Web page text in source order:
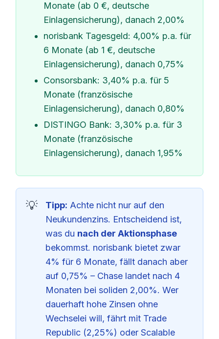
Monate (ab 0 €, deutsche
Einlagensicherung), danach 2,00%
norisbank Tagesgeld: 4,00% p.a. für
6 Monate (ab 1 €, deutsche
Einlagensicherung), danach 0,75%
Consorsbank: 3,40% p.a. für 5
Monate (französische
Einlagensicherung), danach 0,80%
DISTINGO Bank: 3,30% p.a. für 3
Monate (französische
Einlagensicherung), danach 1,95%
Tipp: Achte nicht nur auf den
Neukundenzins. Entscheidend ist,
was du nach der Aktionsphase
bekommst. norisbank bietet zwar
4% für 6 Monate, fällt danach aber
auf 0,75% – Chase landet nach 4
Monaten bei soliden 2,00%. Wer
dauerhaft hohe Zinsen ohne
Wechselei will, fährt mit Trade
Republic (2,25%) oder Scalable